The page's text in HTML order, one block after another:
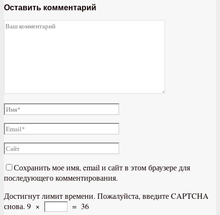
Оставить комментарий
Сохранить мое имя, email и сайт в этом браузере для
последующего комментирования.
Достигнут лимит времени. Пожалуйста, введите CAPTCHA
снова. 9 × = 36